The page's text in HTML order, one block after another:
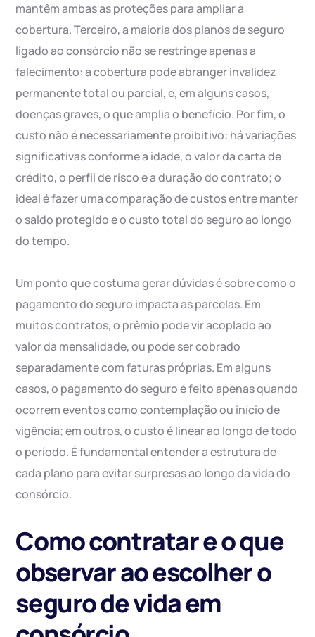
mantêm ambas as proteções para ampliar a
cobertura. Terceiro, a maioria dos planos de seguro
ligado ao consórcio não se restringe apenas a
falecimento: a cobertura pode abranger invalidez
permanente total ou parcial, e, em alguns casos,
doenças graves, o que amplia o benefício. Por fim, o
custo não é necessariamente proibitivo: há variações
significativas conforme a idade, o valor da carta de
crédito, o perfil de risco e a duração do contrato; o
ideal é fazer uma comparação de custos entre manter
o saldo protegido e o custo total do seguro ao longo
do tempo.
Um ponto que costuma gerar dúvidas é sobre como o
pagamento do seguro impacta as parcelas. Em
muitos contratos, o prêmio pode vir acoplado ao
valor da mensalidade, ou pode ser cobrado
separadamente com faturas próprias. Em alguns
casos, o pagamento do seguro é feito apenas quando
ocorrem eventos como contemplação ou início de
vigência; em outros, o custo é linear ao longo de todo
o período. É fundamental entender a estrutura de
cada plano para evitar surpresas ao longo da vida do
consórcio.
Como contratar e o que
observar ao escolher o
seguro de vida em